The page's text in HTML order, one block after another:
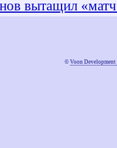
вытащил «матч
© Voon Development